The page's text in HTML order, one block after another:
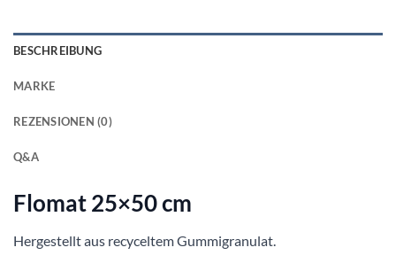
BESCHREIBUNG
MARKE
REZENSIONEN (0)
Q&A
Flomat 25×50 cm
Hergestellt aus recyceltem Gummigranulat.